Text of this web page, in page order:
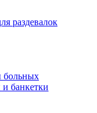
раздевалок
больных
банкетки